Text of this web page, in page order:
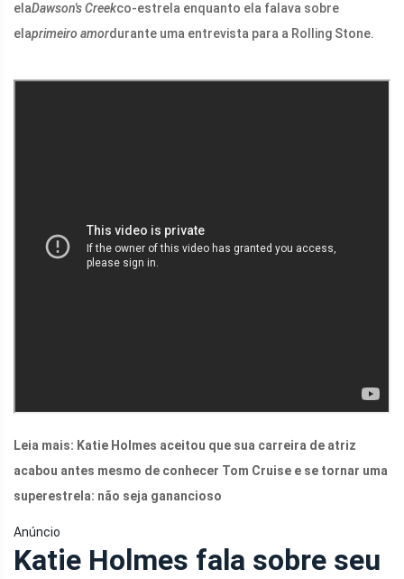
elaDawson's Creekco-estrela enquanto ela falava sobre
elaprimeiro amordurante uma entrevista para a Rolling Stone.
Leia mais: Katie Holmes aceitou que sua carreira de atriz
acabou antes mesmo de conhecer Tom Cruise e se tornar uma
superestrela: não seja ganancioso
Anúncio
Katie Holmes fala sobre seu